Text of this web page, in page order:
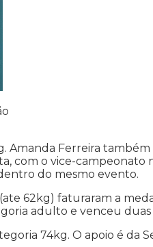
Amanda Ferreira
com o vice-campeonato
do mesmo evento.
62kg) faturaram a
adulto e venceu
74kg. O apoio é da